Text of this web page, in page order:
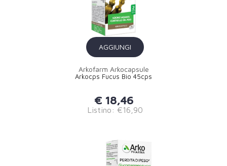
AGGIUNGI
Arkofarm Arkocapsule
Arkocps Fucus Bio 45cps
€ 18,46
Listino: €16,90